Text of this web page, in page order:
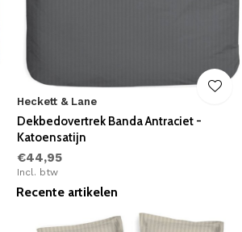
Heckett & Lane
Dekbedovertrek Banda Antraciet -
Katoensatijn
€44,95
Incl. btw
Recente artikelen